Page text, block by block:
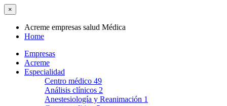
×
Acreme empresas salud Médica
Home
Empresas
Acreme
Especialidad
Centro médico 49
Análisis clínicos 2
Anestesiología y Reanimación 1